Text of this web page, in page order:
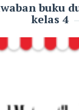
buku
kelas 4